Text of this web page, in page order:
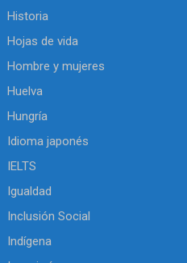
Historia
Hojas de vida
Hombre y mujeres
Huelva
Hungría
Idioma japonés
IELTS
Igualdad
Inclusión Social
Indígena